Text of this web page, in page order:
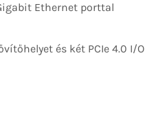
Ethernet porttal
és két PCIe 4.0 I/O